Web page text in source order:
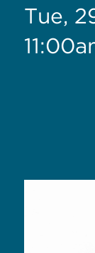
Tue,